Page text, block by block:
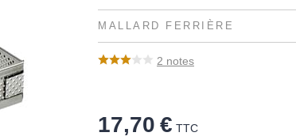
MALLARD FERRIÈRE
2 notes
17,70 € TTC